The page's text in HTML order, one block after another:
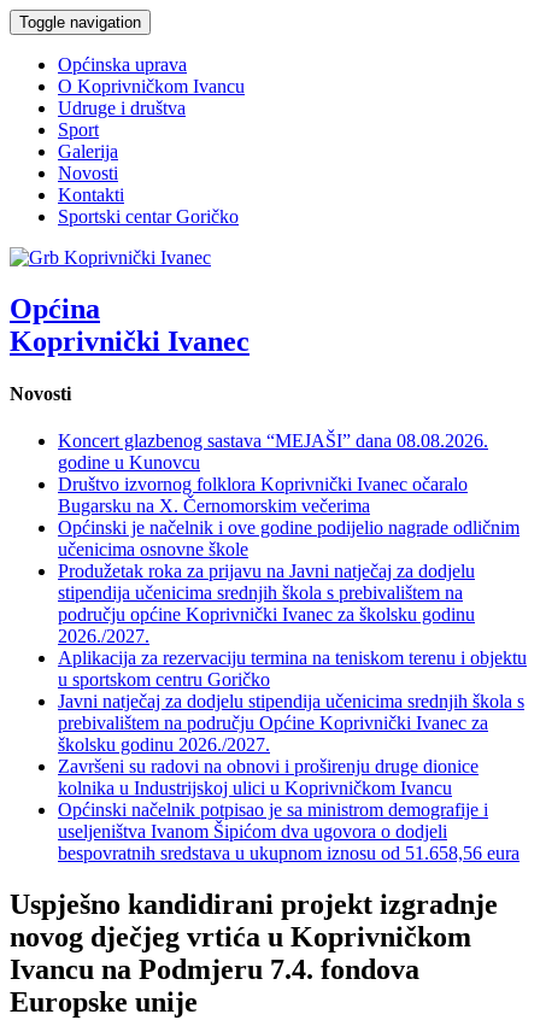
Toggle navigation
Općinska uprava
O Koprivničkom Ivancu
Udruge i društva
Sport
Galerija
Novosti
Kontakti
Sportski centar Goričko
Općina
Koprivnički Ivanec
Novosti
Koncert glazbenog sastava “MEJAŠI” dana 08.08.2026.
godine u Kunovcu
Društvo izvornog folklora Koprivnički Ivanec očaralo
Bugarsku na X. Černomorskim večerima
Općinski je načelnik i ove godine podijelio nagrade odličnim
učenicima osnovne škole
Produžetak roka za prijavu na Javni natječaj za dodjelu
stipendija učenicima srednjih škola s prebivalištem na
području općine Koprivnički Ivanec za školsku godinu
2026./2027.
Aplikacija za rezervaciju termina na teniskom terenu i objektu
u sportskom centru Goričko
Javni natječaj za dodjelu stipendija učenicima srednjih škola s
prebivalištem na području Općine Koprivnički Ivanec za
školsku godinu 2026./2027.
Završeni su radovi na obnovi i proširenju druge dionice
kolnika u Industrijskoj ulici u Koprivničkom Ivancu
Općinski načelnik potpisao je sa ministrom demografije i
useljeništva Ivanom Šipićom dva ugovora o dodjeli
bespovratnih sredstava u ukupnom iznosu od 51.658,56 eura
Uspješno kandidirani projekt izgradnje
novog dječjeg vrtića u Koprivničkom
Ivancu na Podmjeru 7.4. fondova
Europske unije